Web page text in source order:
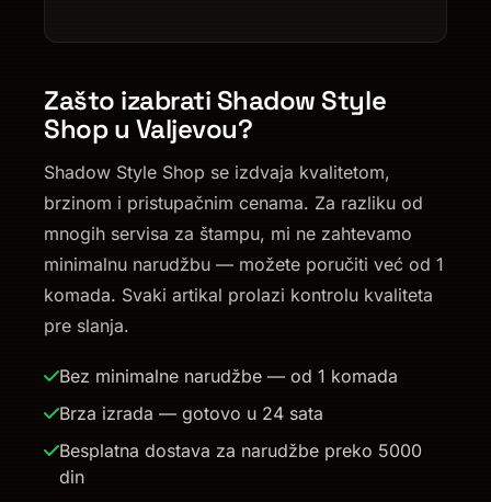
Zašto izabrati Shadow Style
Shop u Valjevou?
Shadow Style Shop se izdvaja kvalitetom,
brzinom i pristupačnim cenama. Za razliku od
mnogih servisa za štampu, mi ne zahtevamo
minimalnu narudžbu — možete poručiti već od 1
komada. Svaki artikal prolazi kontrolu kvaliteta
pre slanja.
Bez minimalne narudžbe — od 1 komada
Brza izrada — gotovo u 24 sata
Besplatna dostava za narudžbe preko 5000
din